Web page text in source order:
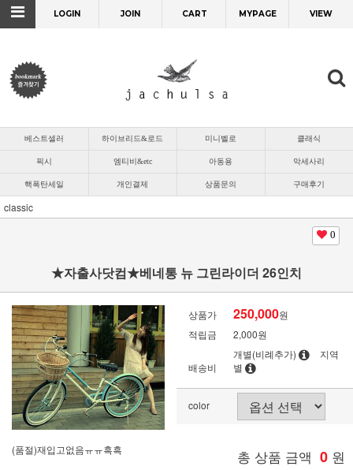
LOGIN JOIN CART MYPAGE VIEW
베스트셀러 하이브리드&로드 미니벨로 클래식
픽시 엠티비&etc 아동용 악세사리
핵폭탄세일 개인결제 상품문의 구매후기
classic
0
★자출사닷컴★베네통 뉴 그린라이더 26인치
(품절)재입고없음ㅠㅠ흑흑
상품가 250,000원
적립금
2,000원
배송비
개별(비례추가)
지역
별
color
총 상품 금액 0 원